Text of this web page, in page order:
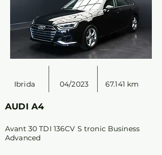
Ibrida 04/2023 67.141 km
AUDI A4
Avant 30 TDI 136CV S tronic Business
Advanced